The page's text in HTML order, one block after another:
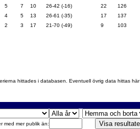
5 7 10 26-42 (-16) 22
126
4 5 13 26-61 (-35) 17
137
2 3 17 21-70 (-49) 9
103
hittades i databasen. Eventuell övrig data hittas här
med mer publik än: